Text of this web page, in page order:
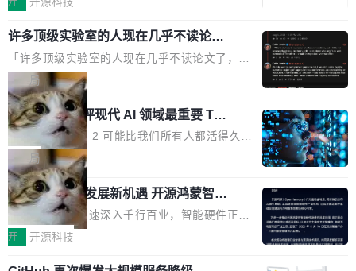
实时LCD监控屏，可充分满足当下高阶PC主机
的严苛使用需求。 澎湃功率，紧凑机身 钛金雕1
600PG5 AI TOP具备强悍输出功率，同时实现
机身尺寸大幅精简。整机长度仅16厘米，属于同
功率段机身尺寸十分紧凑的1600W电源产品。小
巧机身有效提升市面主流标准A...
复合增长率达5.44%,预计2032年将突破120亿美
元。数字广告与公共关系相关服务市场更是从20
25年的8463亿美元扩张至2026年的8763亿美
元。数字的背后是一个清晰的事实——品牌对专
业化营销服务的需求从未如此迫切。 但市场扩容
的同时,服务商的竞争逻辑正在改变。2026年Top
Agency年度合辑的观察指出,“产品”这个离消费
者最近的载体,在整个品牌营销层面的权重显著变
高了。全域营销服务商的竞争正在从规模转向深
度,案例厚度、全域覆盖、多线协同...
许多顶级实验室的人现在几乎不读论文
了
「许多顶级实验室的人现在几乎不读论文了，而
且他们认为 ICLR/ICML/NeurIPS 充斥着大量过
度宣传和欺诈。」 OpenAI 研究员 Keller Jorda
n 这条推文引发了广泛讨论。他不是在说风凉
话，他是说出了一个圈内人尽皆知但很少公开捅
破的事实。 Jordan 随后补充了一句软化声明：
「我不认为这些会议上大部分论文都在过度宣传
或造假。问题是，作为读者，如果你筛选出那些
看起来最令人兴奋的论文，那它们大部分都是过
度宣传的。」 这才是真正的痛点。不是所有论文
都有问题，是最吸引眼球的那批论文最有问题。
他引用的帖子来自 Mathew Shen，一位 ICLR 2
局
xAI 前工程师评现代 AI 领域最重要 Top
3 开源项目
Flash Attention 2 可能比我们所有人都活得久。
这句话不是来自某个技术博客，而是出自 Hieu
Pham 的一条推文。Hieu Pham 是谁？他是 xAI
的早期工程师之一，在 Grok 训练基础设施团队
工作过。近日他在 X 上发了一条帖子，列出了他
认为现代 AI 领域最重要的三个开源项目。 第一
局
共商智能硬件发展新机遇 开源鸿蒙智能
硬件开发者日杭州站即将举行
随着万物智联加速深入千行百业，智能硬件正从
单点设备迈向智能化、网联化、协同化发展。作
开 开源科技